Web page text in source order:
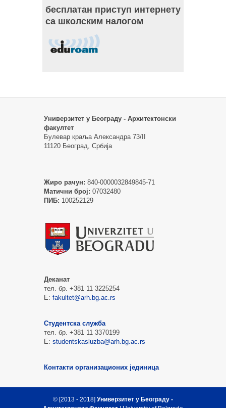
бесплатан приступ интернету
са школским налогом
Универзитет у Београду - Архитектонски
факултет
Булевар краља Александра 73/II
11120 Београд, Србија
Жиро рачун: 840-0000032849845-71
Матични број: 07032480
ПИБ: 100252129
Деканат
тел. бр. +381 11 3225254
Е: fakultet@arh.bg.ac.rs
Студентска служба
тел. бр. +381 11 3370199
Е: studentskasluzba@arh.bg.ac.rs
Контакти организационих јединица
© [2013 - 2018] Универзитет у Београду -